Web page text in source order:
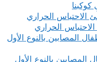
الحراري
المصابين بالنوع الأول